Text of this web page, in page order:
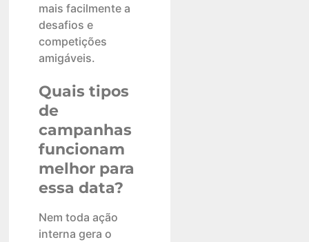
mais facilmente a
desafios e
competições
amigáveis.
Quais tipos
de
campanhas
funcionam
melhor para
essa data?
Nem toda ação
interna gera o